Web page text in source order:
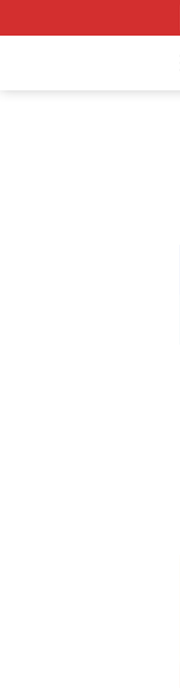
ke